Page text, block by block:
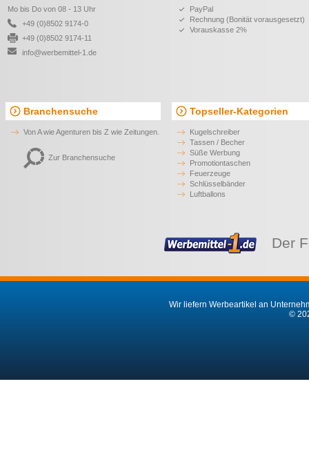
Mo bis Do von 08 - 13 Uhr
+49 (0)8502 9174-0
+49 (0)8502 9174-11
info@werbemittel-1.de
PayPal
Rechnung (Bonität vorausgesetzt)
Vorauskasse 2%
Branchensuche
Von A wie Agenturen bis Z wie Zeitungen.
Zur Branchensuche
Topseller-Kategorien
Kugelschreiber
Tassen / Becher
Süße Werbung
Promotiontaschen
Feuerzeuge
Schlüsselbänder
Luftballons
Der
Wir liefern Werbeartikel an
©